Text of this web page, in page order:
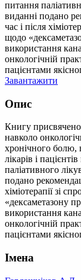
питання
виданні подано
час і після
щодо
використання
онкологічній
пацієнтами
Завантажити
Опис
Книгу
навколо
хронічного болю,
лікарів і
паліативного
подано
хіміотерапії зі
«дексаметазону
використання
онкологічній
пацієнтами
Імена